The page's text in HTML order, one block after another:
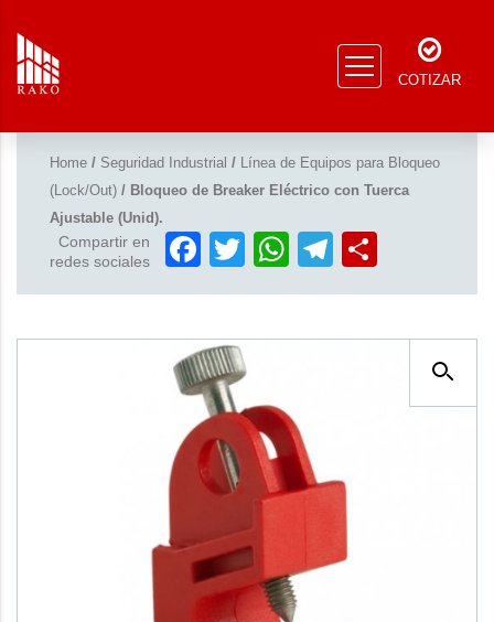
COTIZAR
Home / Seguridad Industrial / Línea de Equipos para Bloqueo
(Lock/Out) / Bloqueo de Breaker Eléctrico con Tuerca
Ajustable (Unid).
Compartir en
redes sociales
Facebook
TwitterWhatsApp
Telegram